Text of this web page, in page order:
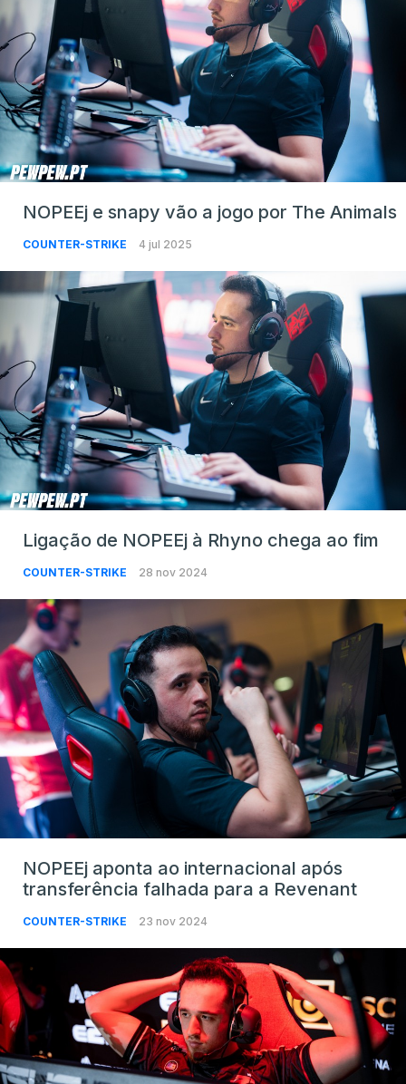
NOPEEj e snapy vão a jogo por The Animals
COUNTER-STRIKE 4 jul 2025
Ligação de NOPEEj à Rhyno chega ao fim
COUNTER-STRIKE 28 nov 2024
NOPEEj aponta ao internacional após
transferência falhada para a Revenant
COUNTER-STRIKE 23 nov 2024